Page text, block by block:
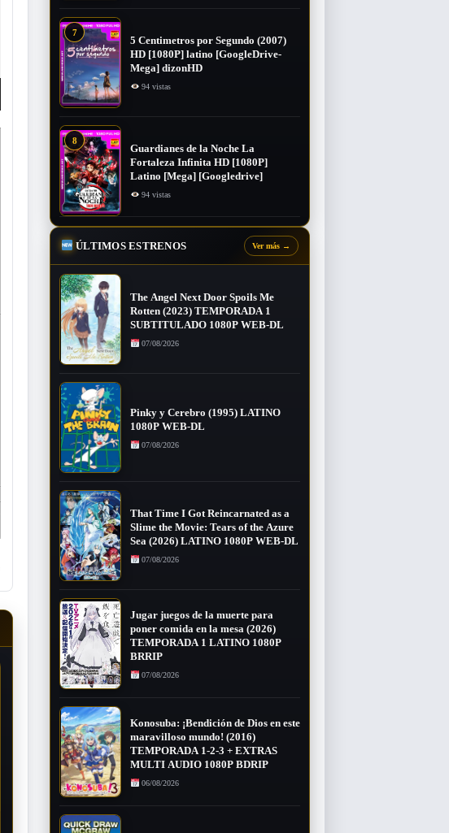
7
5 Centimetros por Segundo (2007) ​
HD [1080P] latino [GoogleDrive-
Mega] dizonHD
94 vistas
8
Guardianes de la Noche La
Fortaleza Infinita HD [1080P]
Latino [Mega] [Googledrive]
94 vistas
ÚLTIMOS ESTRENOS Ver más →
The Angel Next Door Spoils Me
Rotten (2023) TEMPORADA 1
SUBTITULADO 1080P WEB-DL
07/08/2026
Pinky y Cerebro (1995) LATINO
1080P WEB-DL
07/08/2026
That Time I Got Reincarnated as a
Slime the Movie: Tears of the Azure
Sea (2026) LATINO 1080P WEB-DL
07/08/2026
Jugar juegos de la muerte para
poner comida en la mesa (2026)
TEMPORADA 1 LATINO 1080P
BRRIP
07/08/2026
Konosuba: ¡Bendición de Dios en este
maravilloso mundo! (2016)
TEMPORADA 1-2-3 + EXTRAS
MULTI AUDIO 1080P BDRIP
06/08/2026